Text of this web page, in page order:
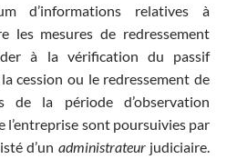
d’informations relatives à
les mesures de redressement
à la vérification du passif
cession ou le redressement de
de la période d’observation
l’entreprise sont poursuivies par
d’un administrateurjudiciaire.